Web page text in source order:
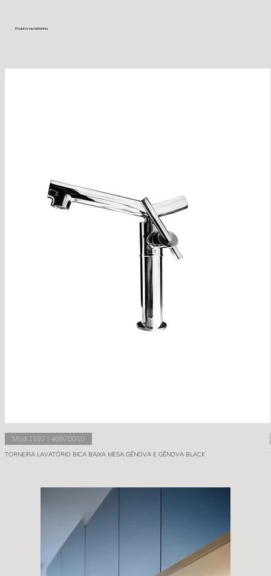
Produtos semelhantes
Mod.1197 I 40970010
TORNEIRA LAVATÓRIO BICA BAIXA MESA GÊNOVA E GÊNOVA BLACK